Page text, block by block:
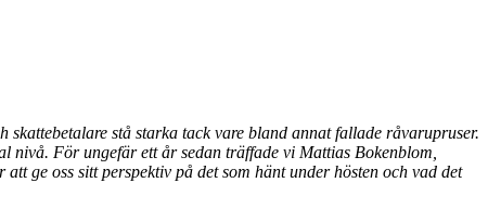
skattebetalare stå starka tack vare bland annat fallade råvarupruser.
För ungefär ett år sedan träffade vi Mattias Bokenblom,
ge oss sitt perspektiv på det som hänt under hösten och vad det